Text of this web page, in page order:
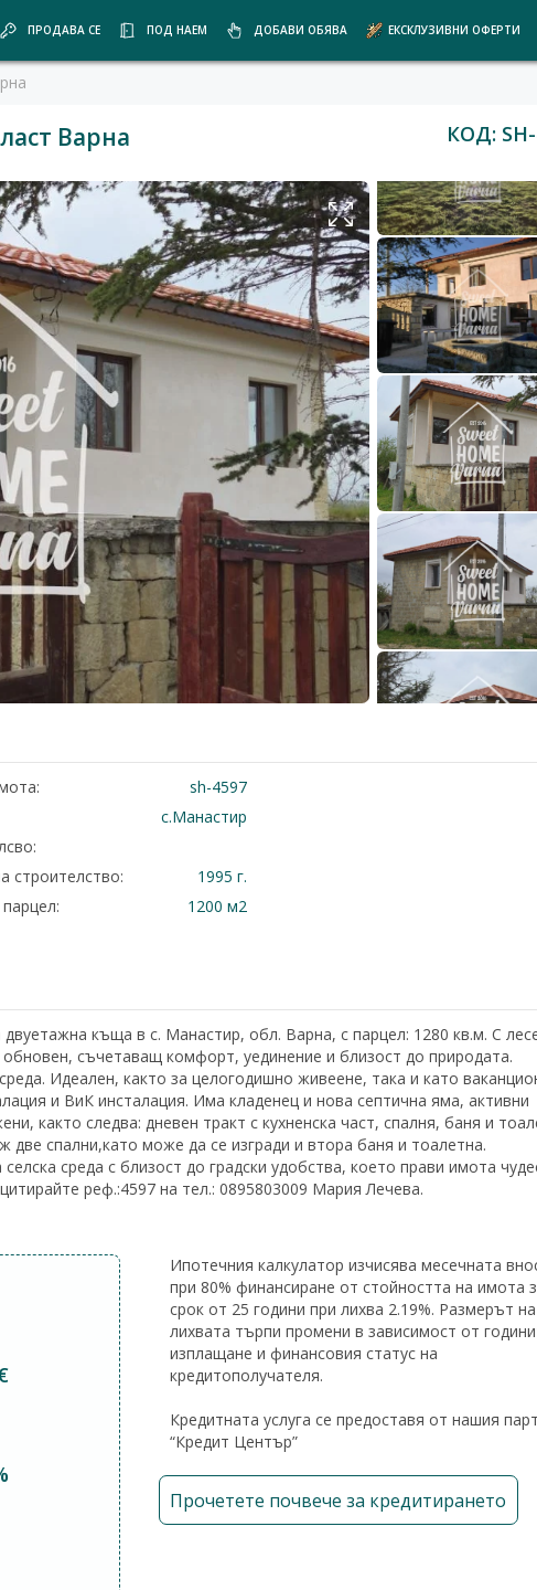
ПРОДАВА СЕ ПОД НАЕМ ДОБАВИ ОБЯВА ЕКСКЛУЗИВНИ ОФЕРТИ
Варна КОД:
sh-4597
с.Манастир
строителство:
1995 г.
1200 м2
къща в с. Манастир, обл. Варна, с парцел: 1280 кв.м. С
съчетаващ комфорт, уединение и близост до природата.
Идеален, както за целогодишно живеене, така и като
и ВиК инсталация. Има кладенец и нова септична яма, активни
както следва: дневен тракт с кухненска част, спалня, баня и
спални,като може да се изгради и втора баня и тоалетна.
среда с близост до градски удобства, което прави имота
реф.:4597 на тел.: 0895803009 Мария Лечева.
Ипотечния калкулатор изчисява месечната
при 80% финансиране от стойността на имота
срок от 25 години при лихва 2.19%. Размерът на
лихвата търпи промени в зависимост от
изплащане и финансовия статус на
кредитополучателя.
Кредитната услуга се предоставя от нашия
“Кредит Център”
Прочетете почвече за кредитирането